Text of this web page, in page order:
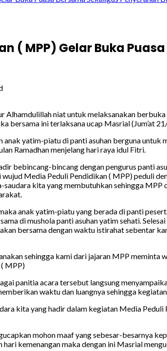
( MPP) Gelar Buka
Alhamdulillah niat untuk melaksanakan
bersama ini terlaksana ucap Masrial (Jum’at
yatim-piatu di panti asuhan berguna
Ramadhan menjelang hari raya idul Fitri.
bebincang-bincang dengan pengurus panti
Media Peduli Pendidikan ( MPP) peduli
saudara kita yang membutuhkan sehingga
anak yatim-piatu yang berada di panti
di mushola panti asuhan yatim sehati.
bersama dengan waktu istirahat sebentar
sehingga kami dari jajaran MPP
MPP)
panitia acara tersebut langsung
waktu dan luangnya sehingga
kita yang hadir dalam kegiatan Media
mohon maaf yang sebesar-besarnya
kemenangan maka dengan ini Masrial